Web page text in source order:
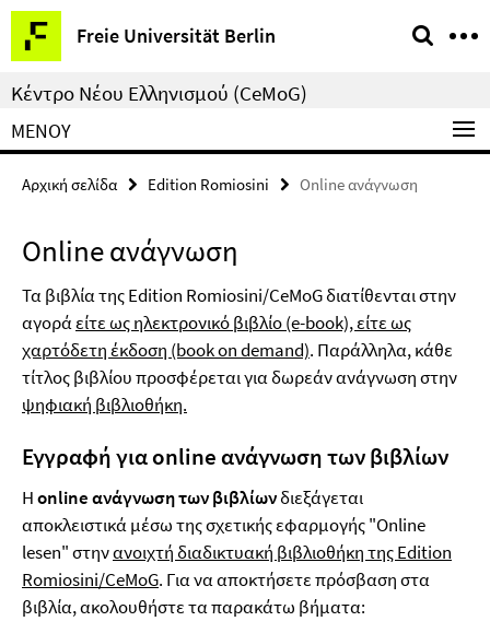
Springe
direkt
zu
Inhalt
Freie Universität Berlin
Υπηρεσίες
–
πλοήγηση
Κέντρο Νέου Ελληνισμού (CeMoG)
ΜΕΝΟΎ
Αρχική σελίδα Edition Romiosini Online ανάγνωση
Online ανάγνωση
Τα βιβλία της Edition Romiosini/CeMoG διατίθενται στην
αγοράείτε ως ηλεκτρονικό βιβλίο (e-book), είτε ως
χαρτόδετη έκδοση (book on demand). Παράλληλα, κάθε
τίτλος βιβλίου προσφέρεται για δωρεάν ανάγνωση στην
ψηφιακή βιβλιοθήκη.
Εγγραφή για online ανάγνωση των βιβλίων
Ηonline ανάγνωση των βιβλίωνδιεξάγεται
αποκλειστικά μέσω της σχετικής εφαρμογής "Online
lesen" στηνανοιχτή διαδικτυακή βιβλιοθήκη της Edition
Romiosini/CeMoG. Για να αποκτήσετε πρόσβαση στα
βιβλία, ακολουθήστε τα παρακάτω βήματα: